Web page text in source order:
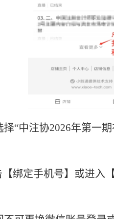
择“中注协2026年第一
绑定手机号】或进